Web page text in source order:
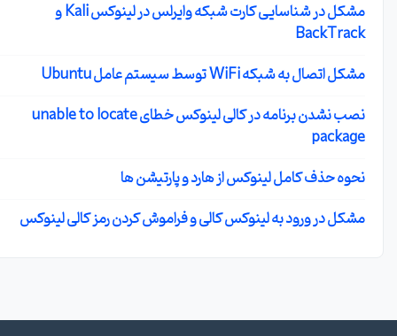
مشکل در شناسایی کارت شبکه وایرلس در لینوکس Kali و
BackTrack
مشکل اتصال به شبکه WiFi توسط سیستم عامل Ubuntu
نصب نشدن برنامه در کالی لینوکس خطای unable to locate
package
نحوه حذف کامل لینوکس از هارد و پارتیشن ها
مشکل در ورود به لینوکس کالی و فراموش کردن رمز کالی لینوکس